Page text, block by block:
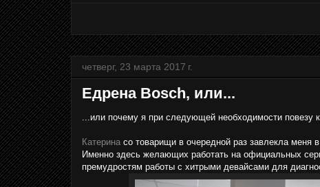
четверг, 23 марта 2017 г.
Едрена Bosch, или...
...или почему я при следующей необходимости повезу
Катерина со товарищи в очередной раз завлекла меня
Именно здесь желающих работать на официальных
премудростям работы с хитрыми девайсами для